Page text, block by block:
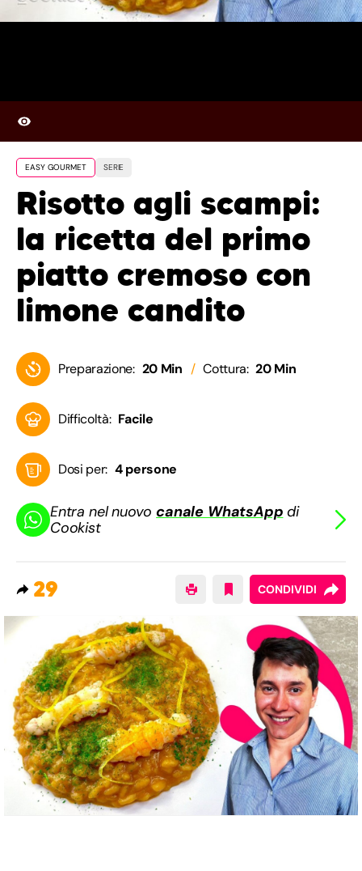
EASY GOURMET SERIE
Risotto agli scampi:
la ricetta del primo
piatto cremoso con
limone candito
Preparazione: 20 Min Cottura: 20 Min
Difficoltà: Facile
Dosi per: 4 persone
Entra nel nuovocanale WhatsApp di
Cookist
29 CONDIVIDI